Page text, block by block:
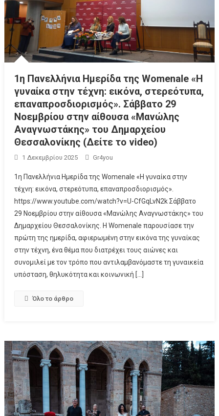
1η Πανελλήνια Ημερίδα της Womenale «Η
γυναίκα στην τέχνη: εικόνα, στερεότυπα,
επαναπροσδιορισμός». Σάββατο 29
Νοεμβρίου στην αίθουσα «Μανώλης
Αναγνωστάκης» του Δημαρχείου
Θεσσαλονίκης (Δείτε το video)
1 Δεκεμβρίου 2025 Gr4you
1η Πανελλήνια Ημερίδα της Womenale «Η γυναίκα στην
τέχνη: εικόνα, στερεότυπα, επαναπροσδιορισμός».
https://www.youtube.com/watch?v=U-CfGqLvN2k Σάββατο
29 Νοεμβρίου στην αίθουσα «Μανώλης Αναγνωστάκης» του
Δημαρχείου Θεσσαλονίκης. Η Womenale παρουσίασε την
πρώτη της ημερίδα, αφιερωμένη στην εικόνα της γυναίκας
στην τέχνη, ένα θέμα που διατρέχει τους αιώνες και
συνομιλεί με τον τρόπο που αντιλαμβανόμαστε τη γυναικεία
υπόσταση, θηλυκότητα και κοινωνική […]
Όλο το άρθρο